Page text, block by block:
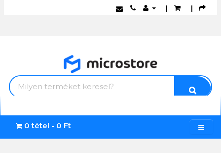
| |
0 tétel - 0 Ft